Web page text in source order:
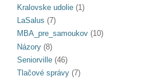
Kralovske udolie (1)
LaSalus (7)
MBA_pre_samoukov (10)
Názory (8)
Seniorville (46)
Tlačové správy (7)